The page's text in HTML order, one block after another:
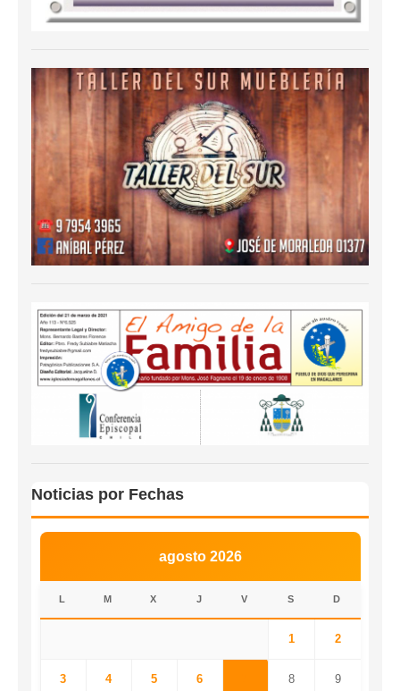
Noticias por Fechas
agosto 2026
L M X J V S D
1 2
3 4 5 6 8 9